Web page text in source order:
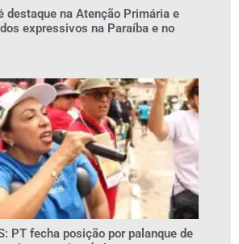
destaque na Atenção Primária e
expressivos na Paraíba e no
PT fecha posição por palanque de